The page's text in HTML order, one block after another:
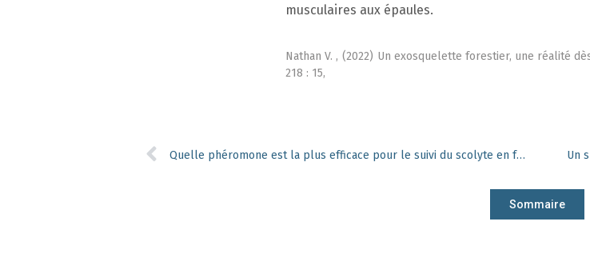
musculaires aux épaules.
Nathan V. , (2022) Un exosquelette forestier, une réalité
218 : 15,
Quelle phéromone est la plus efficace pour le suivi du scolyte en forêt ? Un
Sommaire